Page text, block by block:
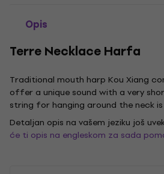
Opis
Terre Necklace Harfa
Traditional mouth harp Kou Xiang
offer a unique sound with a very
string for hanging around the neck is
Detaljan opis na vašem jeziku još
će ti opis na engleskom za sada